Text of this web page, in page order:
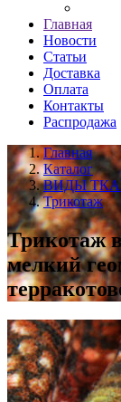
Главная
Новости
Статьи
Доставка
Оплата
Контакты
Распродажа
Главная
Каталог
ВИДЫ
Трикотаж
Трикотаж
мелкий